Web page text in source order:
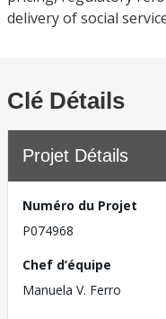
delivery of social
Clé Détails
Projet Détails
Numéro du Projet
P074968
Chef d’équipe
Manuela V. Ferro